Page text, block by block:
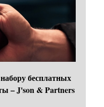
бесплатных
– J'son & Partners